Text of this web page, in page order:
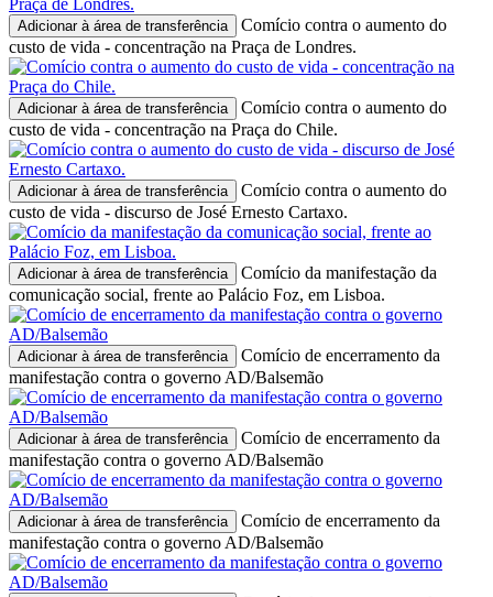
Adicionar à área de transferência
Comício contra o aumento do
custo de vida - concentração na Praça de Londres.
Adicionar à área de transferência
Comício contra o aumento do
custo de vida - concentração na Praça do Chile.
Adicionar à área de transferência
Comício contra o aumento do
custo de vida - discurso de José Ernesto Cartaxo.
Adicionar à área de transferência
Comício da manifestação da
comunicação social, frente ao Palácio Foz, em Lisboa.
Adicionar à área de transferência
Comício de encerramento da
manifestação contra o governo AD/Balsemão
Adicionar à área de transferência
Comício de encerramento da
manifestação contra o governo AD/Balsemão
Adicionar à área de transferência
Comício de encerramento da
manifestação contra o governo AD/Balsemão